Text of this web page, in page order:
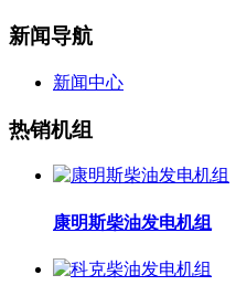
新闻导航
新闻中心
热销机组
康明斯柴油发电机组